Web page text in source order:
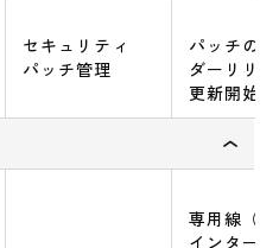
セキュリティ
パッチ管理
パッチの
ダーリリ
更新開始
専用線（
インター